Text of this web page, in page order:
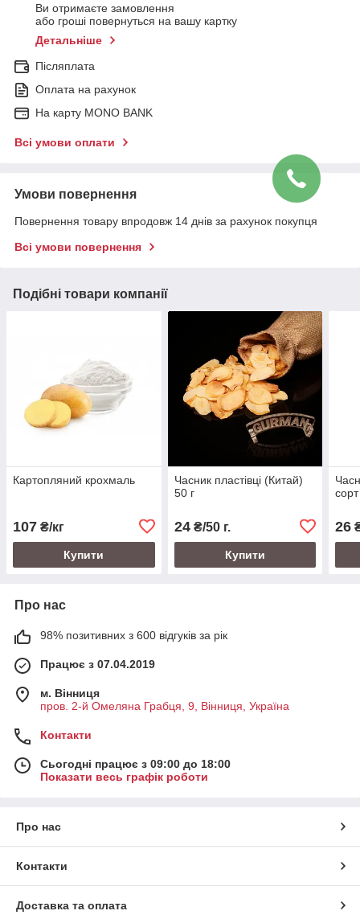
Ви отримаєте замовлення
або гроші повернуться на вашу картку
Детальніше
Післяплата
Оплата на рахунок
На карту MONO BANK
Всі умови оплати
Умови повернення
Повернення товару впродовж 14 днів за рахунок покупця
Всі умови повернення
Подібні товари компанії
Картопляний крохмаль
107 ₴/кг
Купити
Часник пластівці (Китай)
50 г
24₴/50 г.
Купити
26
Про нас
98% позитивних з 600 відгуків за рік
Працює з 07.04.2019
м. Вінниця
пров. 2-й Омеляна Грабця, 9, Вінниця, Україна
Контакти
Сьогодні працює з 09:00 до 18:00
Показати весь графік роботи
Про нас
Контакти
Доставка та оплата